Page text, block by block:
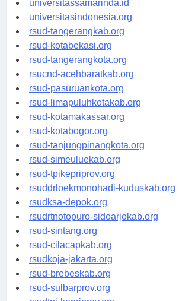
universitassamarinda.id
universitasindonesia.org
rsud-tangerangkab.org
rsud-kotabekasi.org
rsud-tangerangkota.org
rsucnd-acehbaratkab.org
rsud-pasuruankota.org
rsud-limapuluhkotakab.org
rsud-kotamakassar.org
rsud-kotabogor.org
rsud-tanjungpinangkota.org
rsud-simeuluekab.org
rsud-tpikepriprov.org
rsuddrloekmonohadi-kuduskab.org
rsudksa-depok.org
rsudrtnotopuro-sidoarjokab.org
rsud-sintang.org
rsud-cilacapkab.org
rsudkoja-jakarta.org
rsud-brebeskab.org
rsud-sulbarprov.org